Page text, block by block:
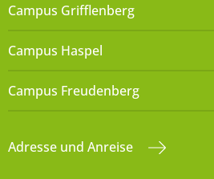
Campus Grifflenberg
Campus Haspel
Campus Freudenberg
Adresse und Anreise